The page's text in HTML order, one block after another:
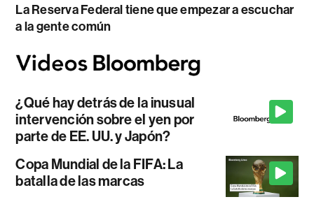
La Reserva Federal tiene que empezar a escuchar
a la gente común
¿Qué hay detrás de la inusual
intervención sobre el yen por
parte de EE. UU. y Japón?
Copa Mundial de la FIFA: La
batalla de las marcas